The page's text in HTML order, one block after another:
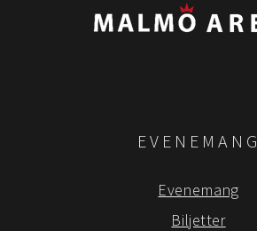
EVENEMANG
Evenemang
Biljetter